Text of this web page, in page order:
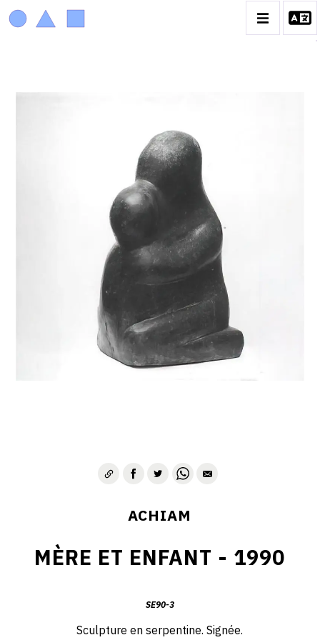
ACHIAM
BIOGRAPHIE
LA PROMENADE DES JARDINS À SÈVRES
CATALOGUE DES OEUVRES
ANIMAUX & PLANTES
BIBLIQUE
ENGAGEMENTS & SOCIÉTÉ
MUSIQUE & DANSE
VIE & SENTIMENTS
VISAGES
CONTACT
ACHIAM
MÈRE ET ENFANT - 1990
SE90-3
Sculpture en serpentine. Signée.